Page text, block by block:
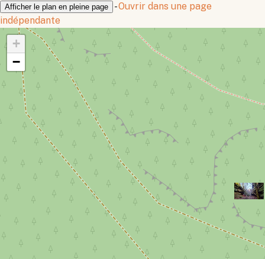
Afficher le plan en pleine page -Ouvrir dans une page
indépendante